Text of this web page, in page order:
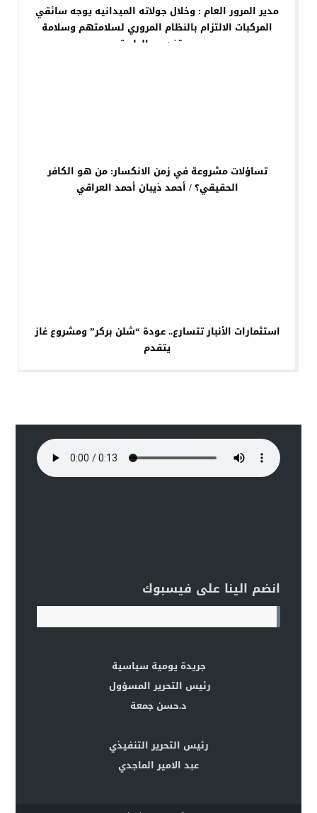
مدير المرور العام : وخلال جولاته الميدانيه يوجه سائقي
المركبات الالتزام بالنظام المروري لسلامتهم وسلامة
مستخدمي الطريق
تساؤلات مشروعة في زمن الانكسار: من هو الكافر
الحقيقي؟ / أحمد ذيبان أحمد العراقي
استثمارات الأنبار تتسارع.. عودة “شلن بركر” ومشروع غاز
يتقدم
انضم الينا على فيسبوك
جريدة يومية سياسية
رئيس التحرير المسؤول
د.حسن جمعة
رئيس التحرير التنفيذي
عبد الامير الماجدي